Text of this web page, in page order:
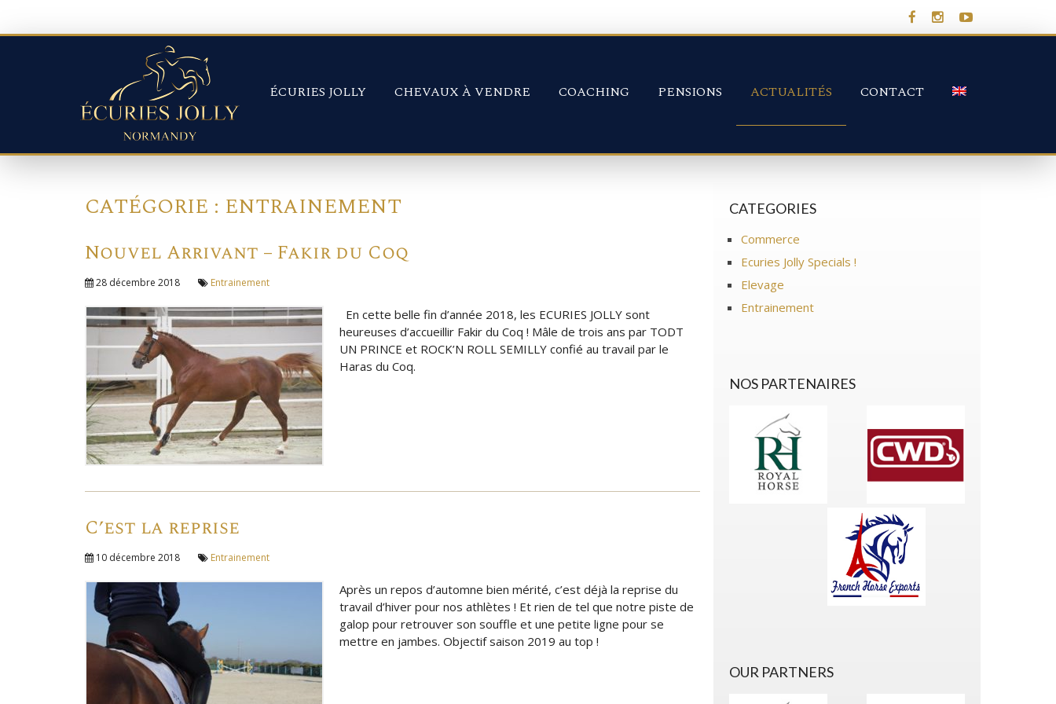
ÉCURIES JOLLY CHEVAUX À VENDRE COACHING PENSIONS ACTUALITÉS CONTACT
CATÉGORIE : ENTRAINEMENT
Nouvel Arrivant – Fakir du Coq
28 décembre 2018 Entrainement
En cette belle fin d’année 2018, les ECURIES JOLLY sont
heureuses d’accueillir Fakir du Coq ! Mâle de trois ans par TODT
UN PRINCE et ROCK’N ROLL SEMILLY confié au travail par le
Haras du Coq.
C’est la reprise
10 décembre 2018 Entrainement
Après un repos d’automne bien mérité, c’est déjà la reprise du
travail d’hiver pour nos athlètes ! Et rien de tel que notre piste de
galop pour retrouver son souffle et une petite ligne pour se
mettre en jambes. Objectif saison 2019 au top !
CATEGORIES
Commerce
Ecuries Jolly Specials !
Elevage
Entrainement
NOS PARTENAIRES
OUR PARTNERS